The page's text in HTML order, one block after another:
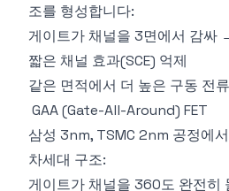
조를 형성합니다:
게이트가 채널을 3면에서 감싸
짧은 채널 효과(SCE) 억제
같은 면적에서 더 높은 구동 전류
GAA (Gate-All-Around) FET
삼성 3nm, TSMC 2nm 공정에
차세대 구조:
게이트가 채널을 360도 완전히